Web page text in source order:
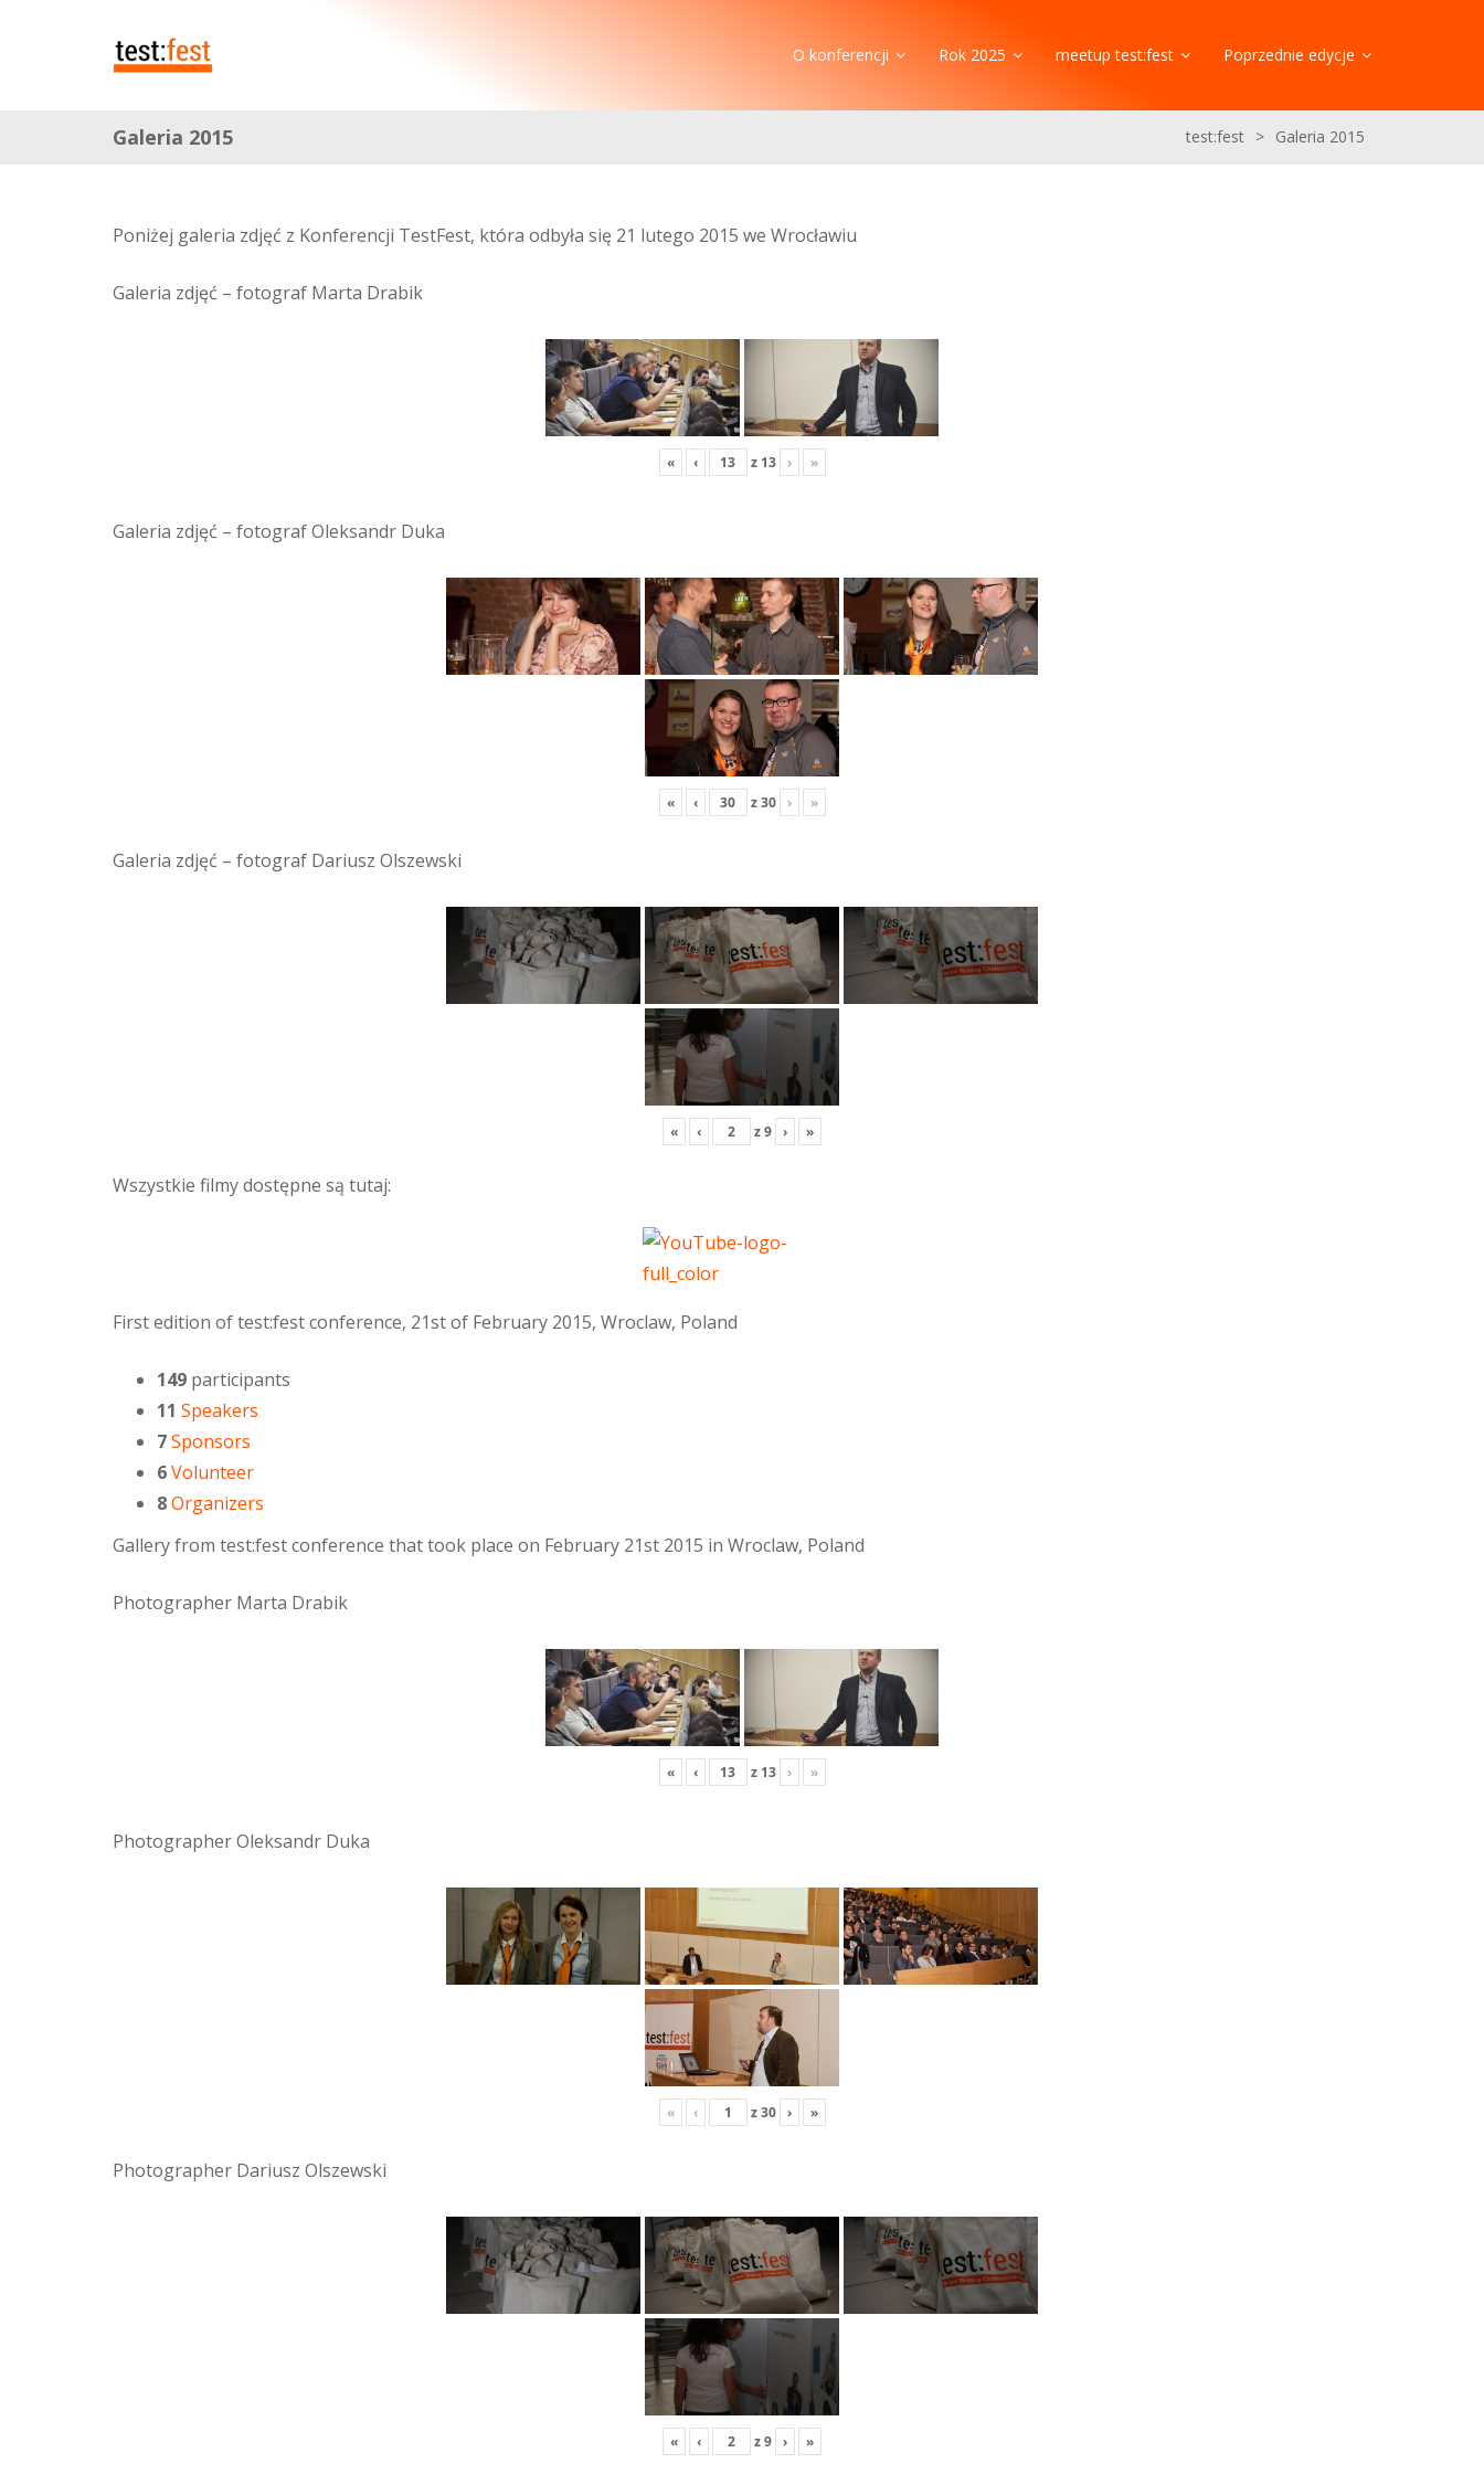
O konferencji Rok 2025 meetup test:fest Poprzednie edycje
Galeria 2015 test:fest > Galeria 2015
Poniżej galeria zdjęć z Konferencji TestFest, która odbyła się 21 lutego 2015 we Wrocławiu
Galeria zdjęć – fotograf Marta Drabik
« ‹ z 13 › »
Galeria zdjęć – fotograf Oleksandr Duka
« ‹ z30 › »
Galeria zdjęć – fotograf Dariusz Olszewski
« ‹ z9 › »
Wszystkie filmy dostępne są tutaj:
First edition of test:fest conference, 21st of February 2015, Wroclaw, Poland
149 participants
11 Speakers
7Sponsors
6Volunteer
8Organizers
Gallery from test:fest conference that took place on February 21st 2015 in Wroclaw, Poland
Photographer Marta Drabik
« ‹ z 13 › »
Photographer Oleksandr Duka
« ‹ z30 › »
Photographer Dariusz Olszewski
« ‹ z9 › »